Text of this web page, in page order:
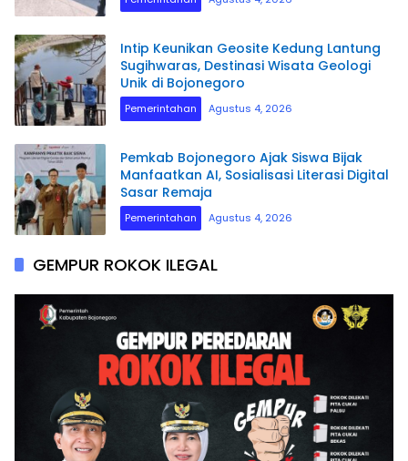
​Intip Keunikan Geosite Kedung Lantung
Sugihwaras, Destinasi Wisata Geologi
Unik di Bojonegoro
Pemerintahan Agustus 4, 2026
Pemkab Bojonegoro Ajak Siswa Bijak
Manfaatkan AI, Sosialisasi Literasi Digital
Sasar Remaja
Pemerintahan Agustus 4, 2026
GEMPUR ROKOK ILEGAL